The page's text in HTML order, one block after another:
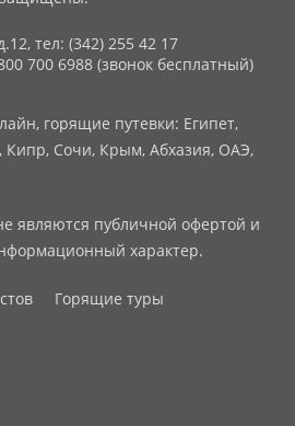
тел: (342) 255 42 17
700 6988 (звонок бесплатный)
горящие путевки: Египет,
Кипр, Сочи, Крым, Абхазия, ОАЭ,
являются публичной офертой и
характер.
Горящие туры